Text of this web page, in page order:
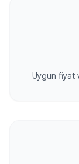
Uygun fiyat